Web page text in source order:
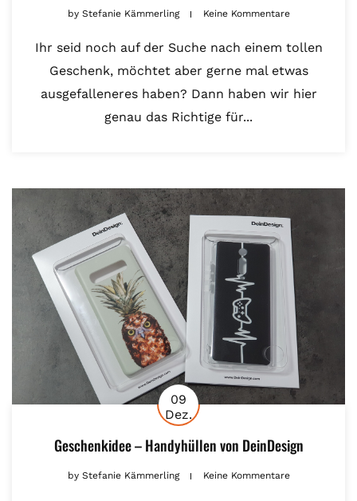
byStefanie Kämmerling Keine Kommentare
Ihr seid noch auf der Suche nach einem tollen
Geschenk, möchtet aber gerne mal etwas
ausgefalleneres haben? Dann haben wir hier
genau das Richtige für...
09
Dez.
Geschenkidee – Handyhüllen von DeinDesign
byStefanie Kämmerling Keine Kommentare